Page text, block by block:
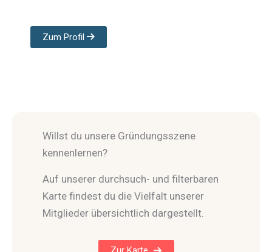
Zum Profil
Willst du unsere Gründungsszene
kennenlernen?
Auf unserer durchsuch- und filterbaren
Karte findest du die Vielfalt unserer
Mitglieder übersichtlich dargestellt.